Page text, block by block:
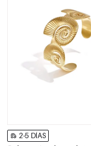
2-5 DÍAS